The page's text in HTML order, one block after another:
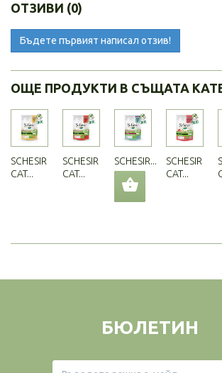
ОТЗИВИ (0)
Бъдете първият написал отзив!
ОЩЕ ПРОДУКТИ В СЪЩАТА
SCHESIR
CAT...
SCHESIR
CAT...
SCHESIR...
SCHESIR
CAT...
БЮЛЕТИН